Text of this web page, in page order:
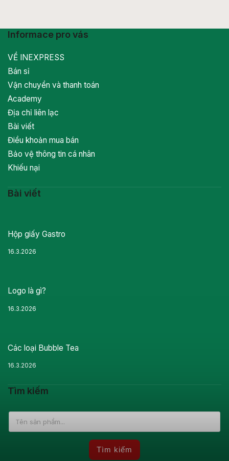
Informace pro vás
VỀ INEXPRESS
Bán sỉ
Vận chuyển và thanh toán
Academy
Địa chỉ liên lạc
Bài viết
Điều khoản mua bán
Bảo vệ thông tin cá nhân
Khiếu nại
Bài viết
Hộp giấy Gastro
16.3.2026
Logo là gì?
16.3.2026
Các loại Bubble Tea
16.3.2026
Tìm kiếm
Tìm kiếm